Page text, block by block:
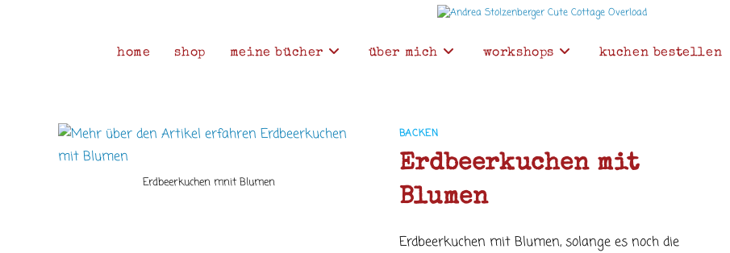
home shop meine bücher über mich workshops kuchen bestellen
Erdbeerkuchen mnit Blumen
BACKEN
Erdbeerkuchen mit
Blumen
Erdbeerkuchen mit Blumen, solange es noch die